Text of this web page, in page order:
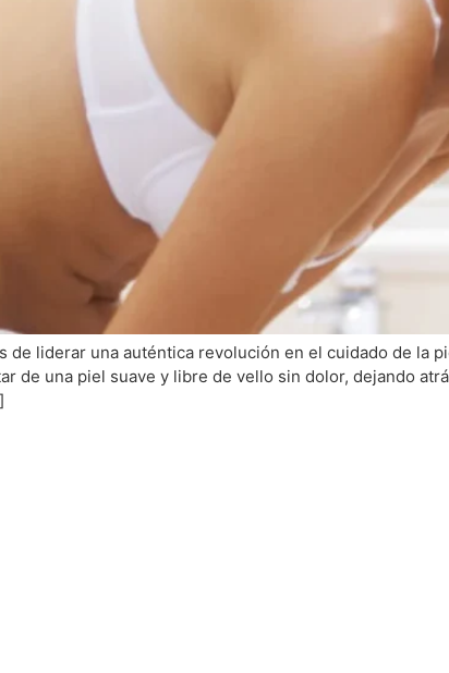
de liderar una auténtica revolución en el cuidado de la
de una piel suave y libre de vello sin dolor, dejando